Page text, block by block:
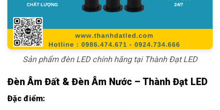
Sản phẩm đèn LED chính hãng tại Thành Đạt LED
Đèn Âm Đất & Đèn Âm Nước – Thành Đạt LED
Đặc điểm: